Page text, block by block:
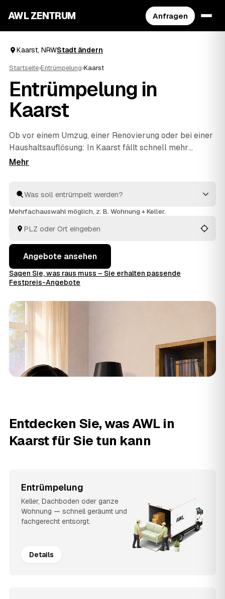
AWL ZENTRUM Anfragen
Kaarst, NRWStadt ändern
Startseite›Entrümpelung›Kaarst
Entrümpelung in
Kaarst
Ob vor einem Umzug, einer Renovierung oder bei einer
Haushaltsauflösung: In Kaarst fällt schnell mehr
Hausrat an, als man allein wegbekommt. Über AWL
Angebote von geprüften Betrieben rund um Kaarst bis
NeussundMeerbusch . So finden Sie ohne langes
im Voraus raten.
Mehrfachauswahl möglich, z. B. Wohnung + Keller.
Angebote ansehen
Sagen Sie, was raus muss – Sie erhalten passende
Festpreis-Angebote
Entdecken Sie, was AWL in
Kaarst für Sie tun kann
Entrümpelung
Keller, Dachboden oder ganze
Wohnung — schnell geräumt und
fachgerecht entsorgt.
Details